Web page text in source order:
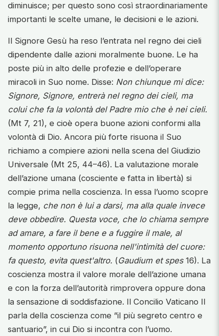
diminuisce; per questo sono così straordinariamente
importanti le scelte umane, le decisioni e le azioni.
Il Signore Gesù ha reso l’entrata nel regno dei cieli
dipendente dalle azioni moralmente buone. Le ha
poste più in alto delle profezie e dell’operare
miracoli in Suo nome. Disse: Non chiunque mi dice:
Signore, Signore, entrerà nel regno dei cieli, ma
colui che fa la volontà del Padre mio che è nei cieli.
(Mt 7, 21), e cioè opera buone azioni conformi alla
volontà di Dio. Ancora più forte risuona il Suo
richiamo a compiere azioni nella scena del Giudizio
Universale (Mt 25, 44–46). La valutazione morale
dell’azione umana (cosciente e fatta in libertà) si
compie prima nella coscienza. In essa l’uomo scopre
la legge, che non è lui a darsi, ma alla quale invece
deve obbedire. Questa voce, che lo chiama sempre
ad amare, a fare il bene e a fuggire il male, al
momento opportuno risuona nell'intimità del cuore:
fa questo, evita quest'altro. (Gaudium et spes16). La
coscienza mostra il valore morale dell’azione umana
e con la forza dell’autorità rimprovera oppure dona
la sensazione di soddisfazione. Il Concilio Vaticano II
parla della coscienza come ”il più segreto centro e
santuario”, in cui Dio si incontra con l’uomo.